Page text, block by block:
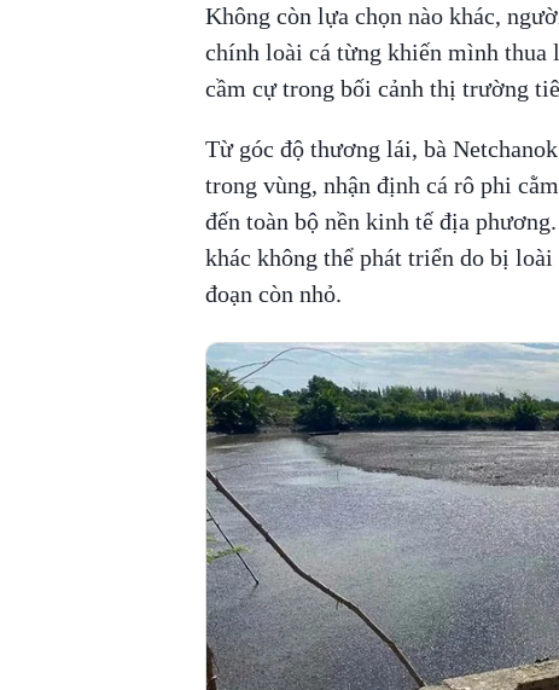
Không còn lựa chọn nào khác,
chính loài cá từng khiến mình thua
cầm cự trong bối cảnh thị trường
Từ góc độ thương lái, bà
trong vùng, nhận định cá rô phi
đến toàn bộ nền kinh tế địa
khác không thể phát triển do bị
đoạn còn nhỏ.